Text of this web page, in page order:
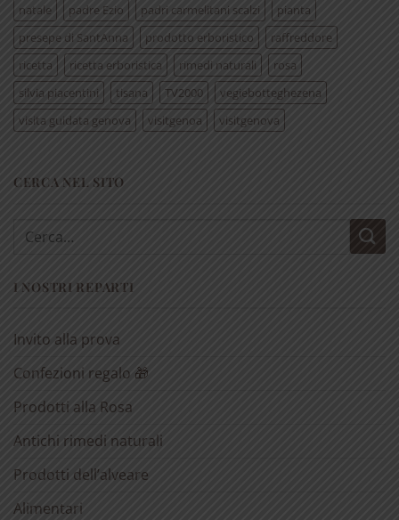
natale
padre Ezio padri carmelitani scalzi
pianta
presepe di SantAnna
prodotto erboristico
raffreddore
ricetta
ricetta erboristica rimedi naturali
rosa
silvia piacentini
tisana TV2000
vegiebotteghezena
visita guidata genova
visitgenoa visitgenova
CERCA NEL SITO
Cerca:
I NOSTRI REPARTI
Invito alla prova
Confezioni regalo 🎁
Prodotti alla Rosa
Antichi rimedi naturali
Prodotti dell’alveare
Alimentari